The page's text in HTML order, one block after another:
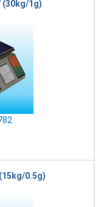
(30kg/1g)
0.5g)